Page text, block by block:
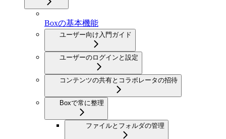
Boxの基本機能
ユーザー向け入門ガイド
ユーザーのログインと設定
コンテンツの共有とコラボレータの招待
Boxで常に整理
ファイルとフォルダの管理